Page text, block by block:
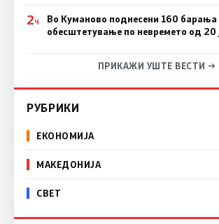
2Ч
Во Куманово поднесени 160 барања
обесштетување по невремето од 20
ПРИКАЖИ УШТЕ ВЕСТИ →
РУБРИКИ
ЕКОНОМИЈА
МАКЕДОНИЈА
СВЕТ